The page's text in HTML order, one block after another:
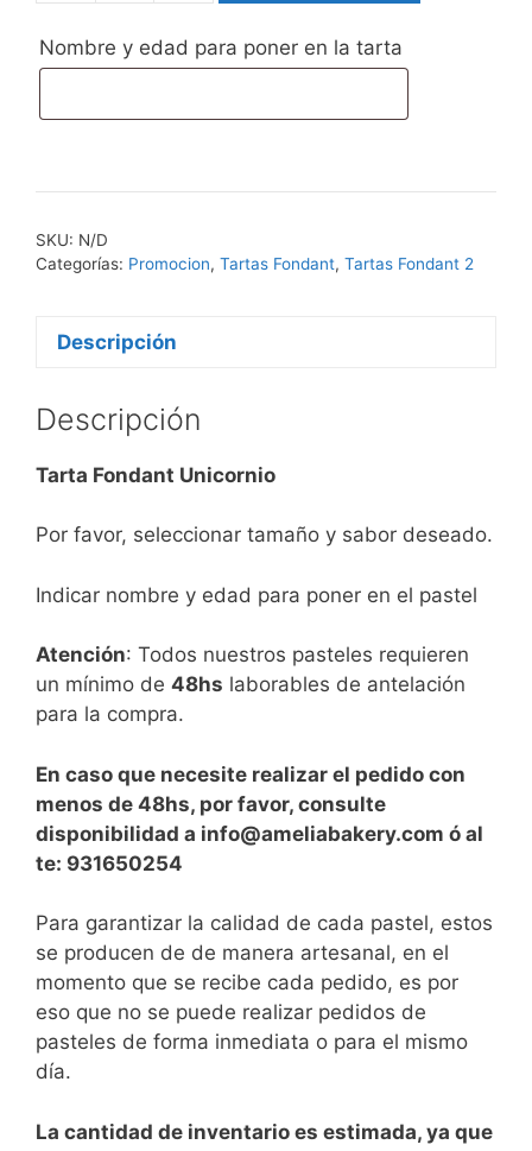
Unicornio
arcoíris
Nombre y edad para poner en la tarta
SKU: N/D
Categorías: Promocion, Tartas Fondant, Tartas Fondant 2
Descripción
Descripción
Tarta Fondant Unicornio
Por favor, seleccionar tamaño y sabor deseado.
Indicar nombre y edad para poner en el pastel
Atención: Todos nuestros pasteles requieren
un mínimo de 48hs laborables de antelación
para la compra.
En caso que necesite realizar el pedido con
menos de 48hs, por favor, consulte
disponibilidad a info@ameliabakery.com ó al
te: 931650254
Para garantizar la calidad de cada pastel, estos
se producen de de manera artesanal, en el
momento que se recibe cada pedido, es por
eso que no se puede realizar pedidos de
pasteles de forma inmediata o para el mismo
día.
La cantidad de inventario es estimada, ya que